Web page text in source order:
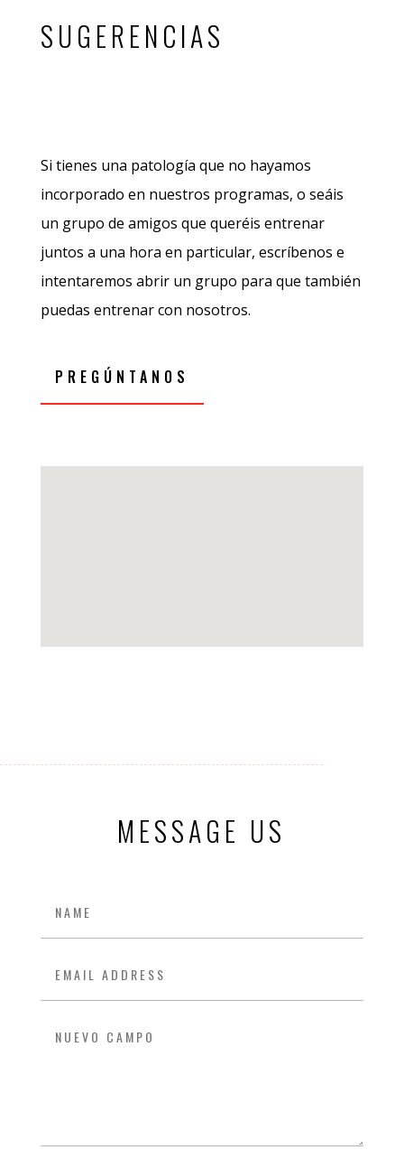
SUGERENCIAS
Si tienes una patología que no hayamos
incorporado en nuestros programas, o seáis
un grupo de amigos que queréis entrenar
juntos a una hora en particular, escríbenos e
intentaremos abrir un grupo para que también
puedas entrenar con nosotros.
PREGÚNTANOS
MESSAGE US